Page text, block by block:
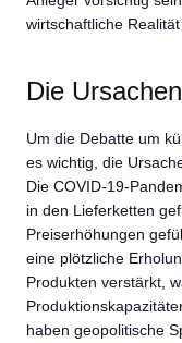
wirtschaftliche
Die
Um die Debatte um
es wichtig, die
Die COVID-19-
in den Lieferketten
Preiserhöhungen
eine plötzliche
Produkten verstärkt,
haben geopolitische